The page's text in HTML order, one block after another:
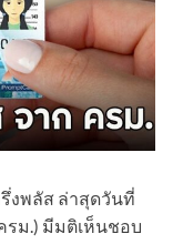
งพลัส ล่าสุดวันที่
รม.) มีมติเห็นชอบ